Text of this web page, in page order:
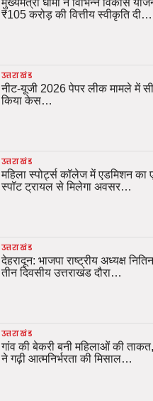
₹105 करोड़ की वित्तीय स्वीकृति दी…
उत्तराखंड
नीट-यूजी 2026 पेपर लीक मामले में
किया केस…
उत्तराखंड
महिला स्पोर्ट्स कॉलेज में एडमिशन का
स्पॉट ट्रायल से मिलेगा अवसर…
उत्तराखंड
देहरादून: भाजपा राष्ट्रीय अध्यक्ष
तीन दिवसीय उत्तराखंड दौरा…
उत्तराखंड
गांव की बेकरी बनी महिलाओं की ताकत,
ने गढ़ी आत्मनिर्भरता की मिसाल…